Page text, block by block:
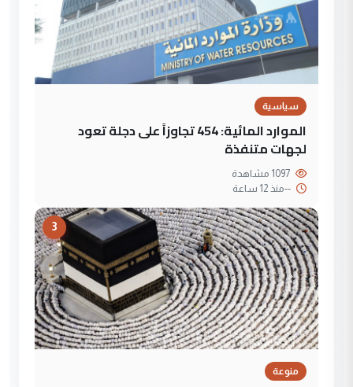
سياسية
الموارد المائية: 454 تجاوزاً على دجلة تعود
لجهات متنفذة
--منذ 12 ساعة
3
منوعة